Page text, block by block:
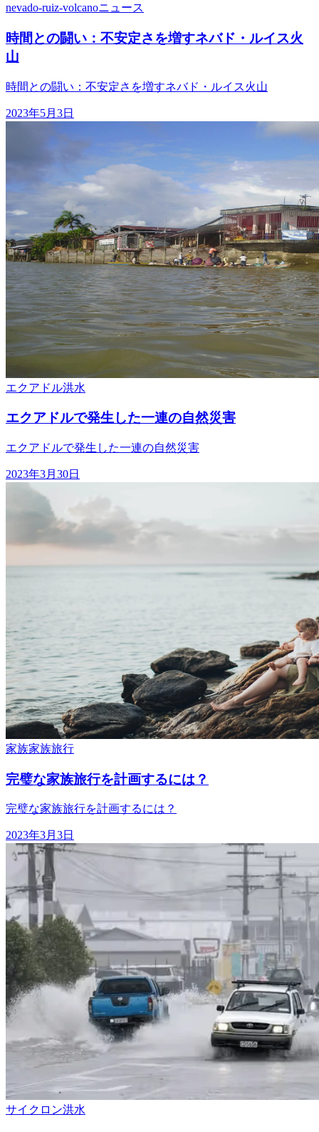
nevado-ruiz-volcanoニュース
時間との闘い：不安定さを増すネバド・ルイス火
山
時間との闘い：不安定さを増すネバド・ルイス火山
2023年5月3日
エクアドル洪水
エクアドルで発生した一連の自然災害
エクアドルで発生した一連の自然災害
2023年3月30日
家族家族旅行
完璧な家族旅行を計画するには？
完璧な家族旅行を計画するには？
2023年3月3日
サイクロン洪水